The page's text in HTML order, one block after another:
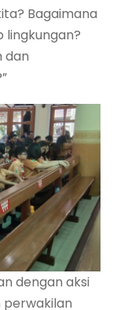
Bagaimana
dan
dengan aksi